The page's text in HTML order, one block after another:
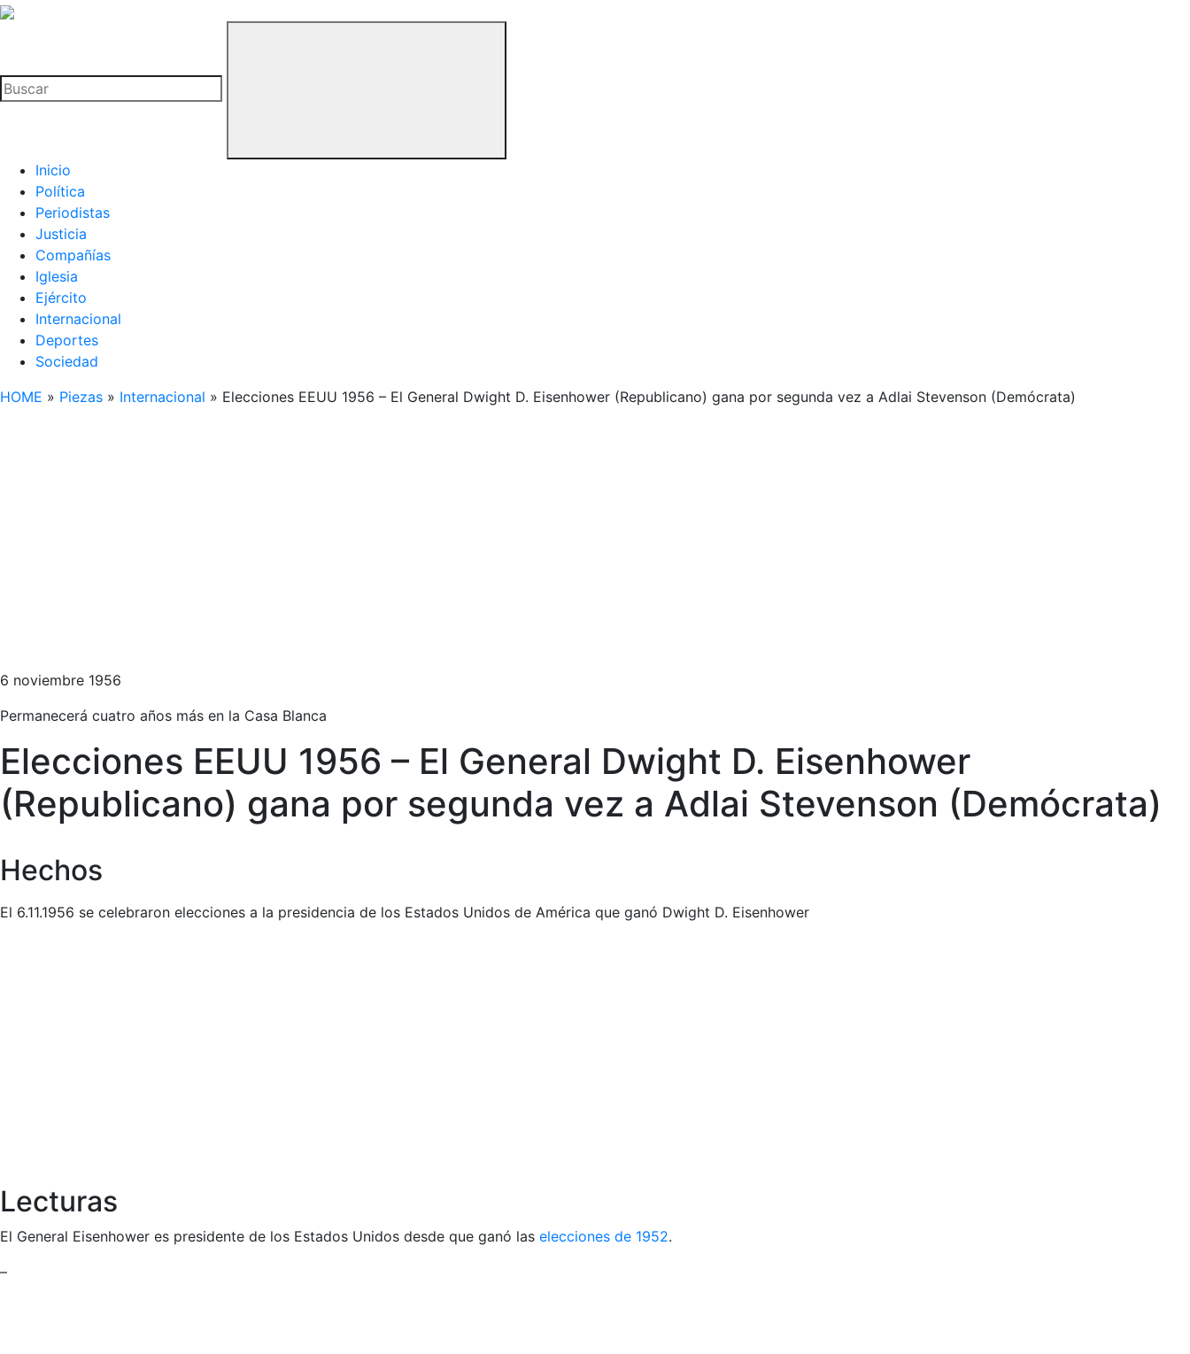
La
Buitre
Inicio
Política
Periodistas
Justicia
Compañías
Iglesia
Ejército
Internacional
Deportes
Sociedad
HOME » Piezas » Internacional » Elecciones EEUU 1956 – El General Dwight D. Eisenhower (Republicano) gana por segunda vez a Adlai Stevenson (Demócrata)
6 noviembre 1956
Permanecerá cuatro años más en la Casa Blanca
Elecciones EEUU 1956 – El General Dwight D. Eisenhower
(Republicano) gana por segunda vez a Adlai Stevenson (Demócrata)
Hechos
El 6.11.1956 se celebraron elecciones a la presidencia de los Estados Unidos de América que ganó Dwight D. Eisenhower
Lecturas
El General Eisenhower es presidente de los Estados Unidos desde que ganó las elecciones de 1952.
–